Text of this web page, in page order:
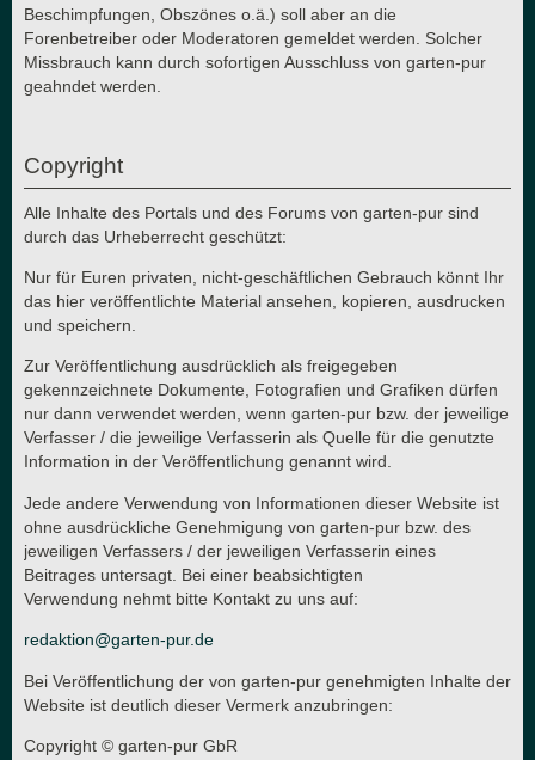
Beschimpfungen, Obszönes o.ä.) soll aber an die
Forenbetreiber oder Moderatoren gemeldet werden. Solcher
Missbrauch kann durch sofortigen Ausschluss von garten-pur
geahndet werden.
Copyright
Alle Inhalte des Portals und des Forums von garten-pur sind
durch das Urheberrecht geschützt:
Nur für Euren privaten, nicht-geschäftlichen Gebrauch könnt Ihr
das hier veröffentlichte Material ansehen, kopieren, ausdrucken
und speichern.
Zur Veröffentlichung ausdrücklich als freigegeben
gekennzeichnete Dokumente, Fotografien und Grafiken dürfen
nur dann verwendet werden, wenn garten-pur bzw. der jeweilige
Verfasser / die jeweilige Verfasserin als Quelle für die genutzte
Information in der Veröffentlichung genannt wird.
Jede andere Verwendung von Informationen dieser Website ist
ohne ausdrückliche Genehmigung von garten-pur bzw. des
jeweiligen Verfassers / der jeweiligen Verfasserin eines
Beitrages untersagt. Bei einer beabsichtigten
Verwendung nehmt bitte Kontakt zu uns auf:
redaktion@garten-pur.de
Bei Veröffentlichung der von garten-pur genehmigten Inhalte der
Website ist deutlich dieser Vermerk anzubringen:
Copyright © garten-pur GbR